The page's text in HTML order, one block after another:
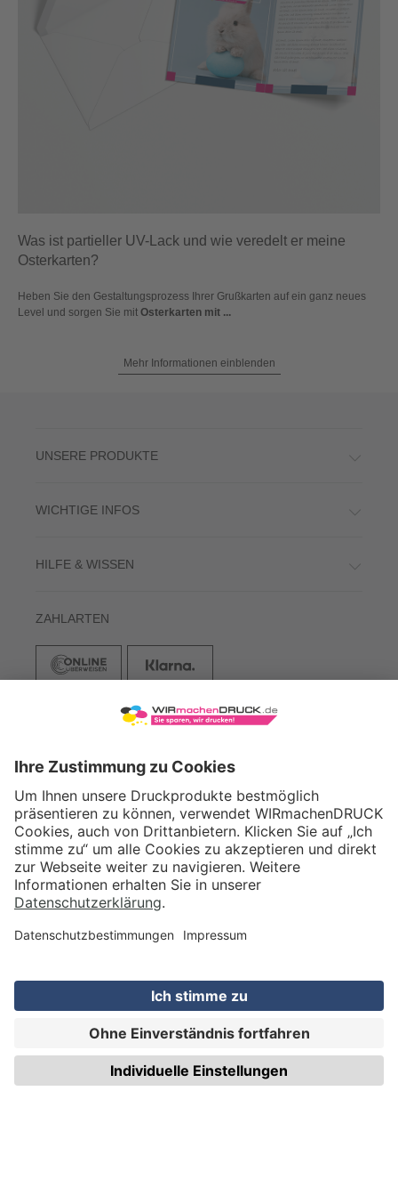
Was ist partieller UV-Lack und wie veredelt er meine
Osterkarten?
Heben Sie den Gestaltungsprozess Ihrer Grußkarten auf ein ganz neues
Level und sorgen Sie mit Osterkarten mit ...
Mehr Informationen einblenden
UNSERE PRODUKTE
WICHTIGE INFOS
HILFE & WISSEN
ZAHLARTEN
VERSAND
WIRmachenDRUCK GmbH